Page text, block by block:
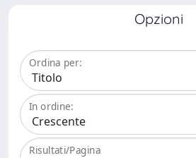
Opzioni
Ordina per:
In ordine:
Risultati/Pagina